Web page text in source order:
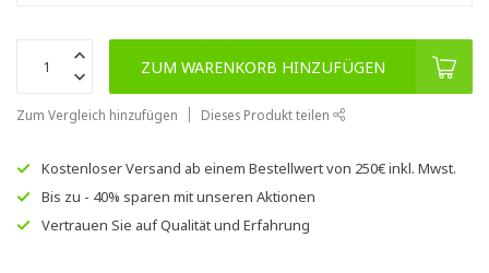
ZUM WARENKORB HINZUFÜGEN
Zum Vergleich hinzufügen Dieses Produkt teilen
Kostenloser Versand ab einem Bestellwert von 250€inkl. Mwst.
Bis zu - 40% sparen mit unseren Aktionen
Vertrauen Sie aufQualität und Erfahrung